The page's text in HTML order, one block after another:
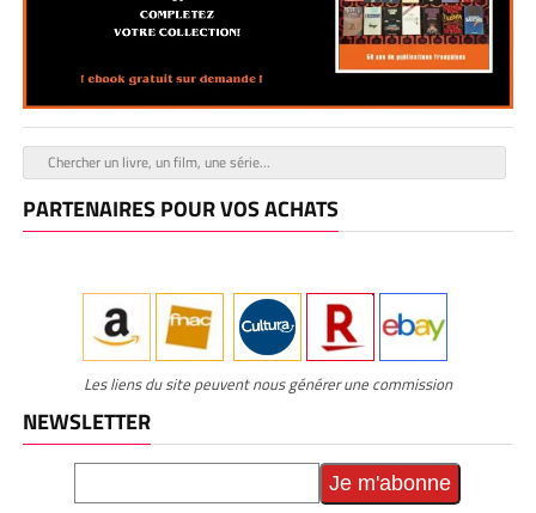
PARTENAIRES POUR VOS ACHATS
Les liens du site peuvent nous générer une commission
NEWSLETTER